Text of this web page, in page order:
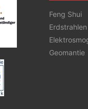
Feng Shui
Erdstrahlen
Geomantie